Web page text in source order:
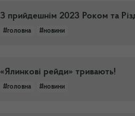
З прийдешнім 2023 Роком та
#головна #новини
«Ялинкові рейди» тривають!
#головна #новини